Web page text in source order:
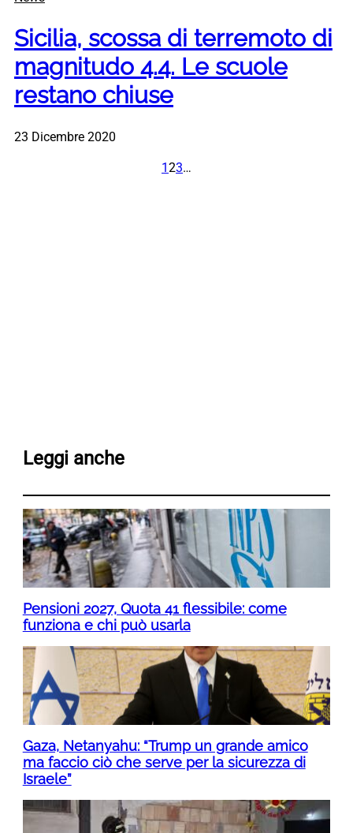
Sicilia, scossa di terremoto di
magnitudo 4.4. Le scuole
restano chiuse
23 Dicembre 2020
123…
Leggi anche
Pensioni 2027, Quota 41 flessibile: come
funziona e chi può usarla
Gaza, Netanyahu: “Trump un grande amico
ma faccio ciò che serve per la sicurezza di
Israele”